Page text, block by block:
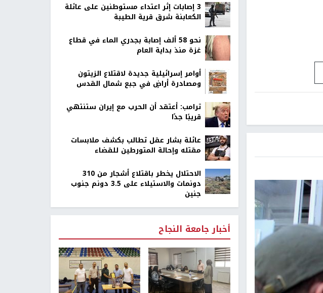
‏3 إصابات إثر اعتداء مستوطنين على عائلة
الكعابنة شرق قرية الطيبة
نحو 58 ألف إصابة بجدري الماء في قطاع
غزة منذ بداية العام
أوامر إسرائيلية جديدة لاقتلاع الزيتون
ومصادرة أراضٍ في جبع شمال القدس
ترامب: أعتقد أن الحرب مع إيران ستنتهي
قريبًا جدًا
عائلة بشار عقل تطالب بكشف ملابسات
مقتله وإحالة المتورطين للقضاء
الاحتلال يخطر باقتلاع أشجار من 310
دونمات والاستيلاء على 3.5 دونم جنوب
جنين
أخبار جامعة النجاح